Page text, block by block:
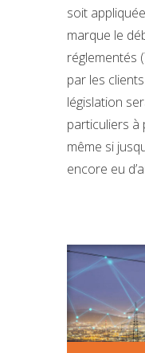
soit
marque le
réglementés
par les
législation
particuliers à
même si
encore eu